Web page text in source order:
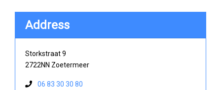
Address
Storkstraat 9
2722NN Zoetermeer
06 83 30 30 80